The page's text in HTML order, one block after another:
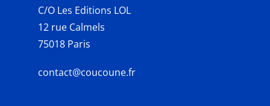
C/O Les Editions LOL
12 rue Calmels
75018 Paris
contact@coucoune.fr